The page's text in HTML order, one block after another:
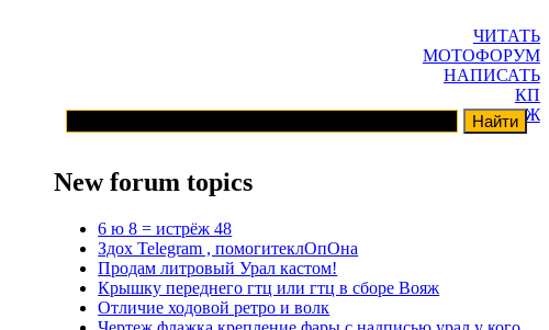
ЧИТАТЬ
МОТОФОРУМ
НАПИСАТЬ
КП
ГАРАЖ
New forum topics
6 ю 8 = истрёж 48
Здох Telegram , помогитеклОпОна
Продам литровый Урал кастом!
Крышку переднего гтц или гтц в сборе Вояж
Отличие ходовой ретро и волк